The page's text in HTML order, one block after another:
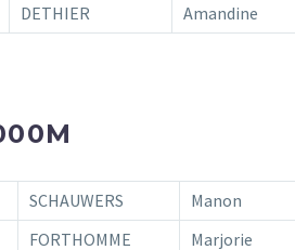
DETHIER Amandine
SCHAUWERS Manon
FORTHOMME Marjorie